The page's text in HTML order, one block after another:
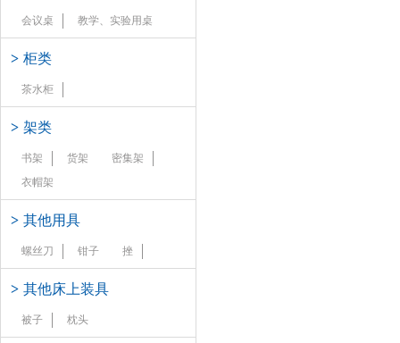
会议桌 教学、实验用桌
> 柜类
茶水柜
> 架类
书架 货架
密集架
衣帽架
> 其他用具
螺丝刀 钳子 挫
> 其他床上装具
被子 枕头